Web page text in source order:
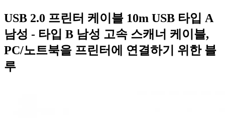
USB 2.0 프린터 케이블 10m USB 타입 A
남성 - 타입 B 남성 고속 스캐너 케이블,
PC/노트북을 프린터에 연결하기 위한 블
루